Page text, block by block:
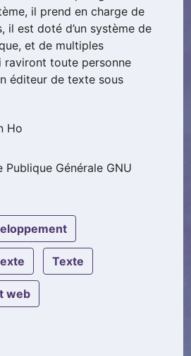
il prend en charge de
il est doté d’un système de
et de multiples
raviront toute personne
éditeur de texte sous
Ho
Publique Générale GNU
texte
web